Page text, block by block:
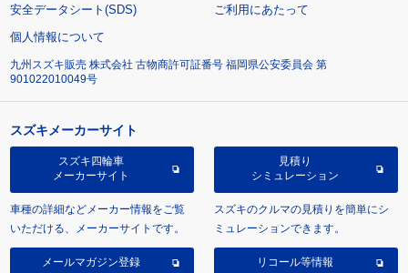
安全データシート(SDS)
ご利用にあたって
個人情報について
九州スズキ販売 株式会社 古物商許可証番号 福岡県公安委員会 第
901022010049号
スズキメーカーサイト
スズキ四輪車
メーカーサイト
車種の詳細などメーカー情報をご覧
いただける、メーカーサイトです。
見積り
シミュレーション
スズキのクルマの見積りを簡単にシ
ミュレーションできます。
メールマガジン登録 リコール等情報